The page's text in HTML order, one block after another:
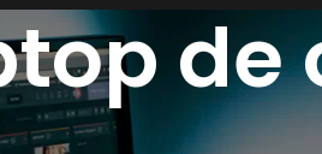
de